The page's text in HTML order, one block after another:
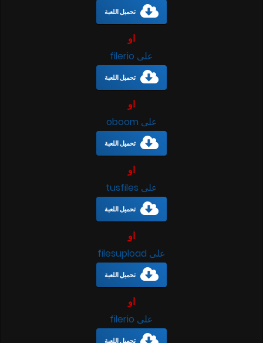
تحميل اللعبة
او
على filerio
تحميل اللعبة
او
على oboom
تحميل اللعبة
او
على tusfiles
تحميل اللعبة
او
على filesupload
تحميل اللعبة
او
على filerio
تحميل اللعبة